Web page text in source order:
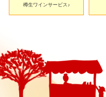
樽生ワインサービス♪